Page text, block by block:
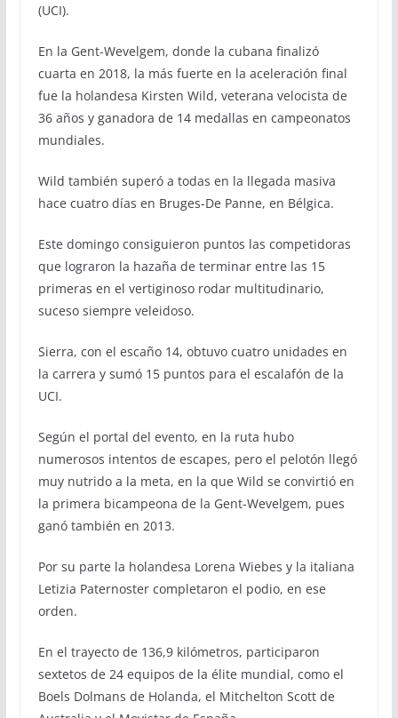
(UCI).
En la Gent-Wevelgem, donde la cubana finalizó
cuarta en 2018, la más fuerte en la aceleración final
fue la holandesa Kirsten Wild, veterana velocista de
36 años y ganadora de 14 medallas en campeonatos
mundiales.
Wild también superó a todas en la llegada masiva
hace cuatro días en Bruges-De Panne, en Bélgica.
Este domingo consiguieron puntos las competidoras
que lograron la hazaña de terminar entre las 15
primeras en el vertiginoso rodar multitudinario,
suceso siempre veleidoso.
Sierra, con el escaño 14, obtuvo cuatro unidades en
la carrera y sumó 15 puntos para el escalafón de la
UCI.
Según el portal del evento, en la ruta hubo
numerosos intentos de escapes, pero el pelotón llegó
muy nutrido a la meta, en la que Wild se convirtió en
la primera bicampeona de la Gent-Wevelgem, pues
ganó también en 2013.
Por su parte la holandesa Lorena Wiebes y la italiana
Letizia Paternoster completaron el podio, en ese
orden.
En el trayecto de 136,9 kilómetros, participaron
sextetos de 24 equipos de la élite mundial, como el
Boels Dolmans de Holanda, el Mitchelton Scott de